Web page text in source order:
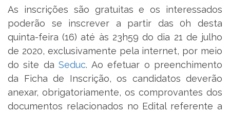
As inscrições são gratuitas e os interessados
poderão se inscrever a partir das 0h desta
quinta-feira (16) até às 23h59 do dia 21 de julho
de 2020, exclusivamente pela internet, por meio
do site daSeduc. Ao efetuar o preenchimento
da Ficha de Inscrição, os candidatos deverão
anexar, obrigatoriamente, os comprovantes dos
documentos relacionados no Edital referente a